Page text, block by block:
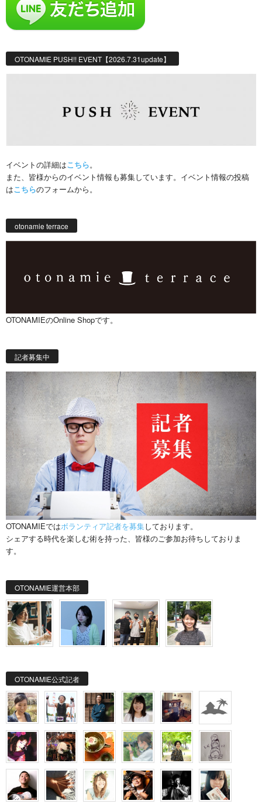
OTONAMIE PUSH!! EVENT【2026.7.31update】
イベントの詳細はこちら。
また、皆様からのイベント情報も募集しています。イベント情報の投稿
はこちらのフォームから。
otonamie terrace
OTONAMIEのOnline Shopです。
記者募集中
OTONAMIEではボランティア記者を募集しております。
シェアする時代を楽しむ術を持った、皆様のご参加お待ちしておりま
す。
OTONAMIE運営本部
OTONAMIE公式記者